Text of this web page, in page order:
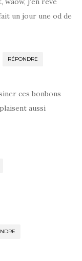
un jour une od de
RÉPONDRE
ces bonbons
aussi